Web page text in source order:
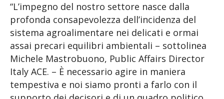
“L’impegno del nostro settore nasce dalla
profonda consapevolezza dell’incidenza del
sistema agroalimentare nei delicati e ormai
assai precari equilibri ambientali – sottolinea
Michele Mastrobuono, Public Affairs Director
Italy ACE. – È necessario agire in maniera
tempestiva e noi siamo pronti a farlo con il